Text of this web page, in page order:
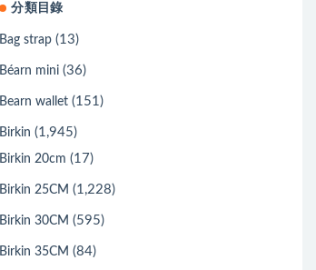
分類目錄
Bag strap (13)
Béarn mini (36)
Bearn wallet (151)
Birkin (1,945)
Birkin 20cm (17)
Birkin 25CM (1,228)
Birkin 30CM (595)
Birkin 35CM (84)